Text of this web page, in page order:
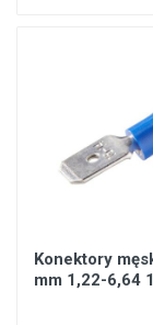
Konektory
mm 1,22-6,64